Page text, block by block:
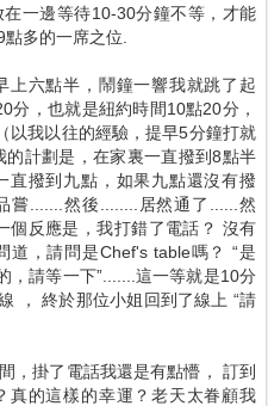
一邊等待10-30分鐘不等，才能
多的一席之位.
上六點半，鬧鐘一響我就跳了起
分，也就是紐約時間10點20分，
以我以往的經驗，提早5分鐘打就
計劃是，在家裏一直撥到8點半
直撥到九點，如果九點還沒有撥
嘗.......然後........居然通了......然
個反應是，我打錯了電話？ 沒有
，請問是Chef's table嗎？ “是
，請等一下”.......這一等就是10分
， 終於那位小姐回到了線上 “請
，掛了電話我還是有點懵， 訂到
真的這樣的幸運？老天太眷顧我